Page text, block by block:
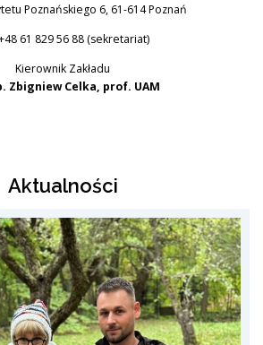
Poznańskiego 6, 61-614 Poznań
61 829 56 88 (sekretariat)
Kierownik Zakładu
Zbigniew Celka, prof. UAM
Aktualności